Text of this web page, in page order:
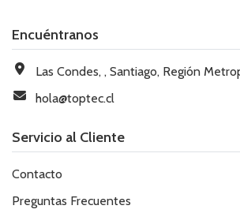
Encuéntranos
Las Condes, , Santiago, Región
hola@toptec.cl
Servicio al Cliente
Contacto
Preguntas Frecuentes